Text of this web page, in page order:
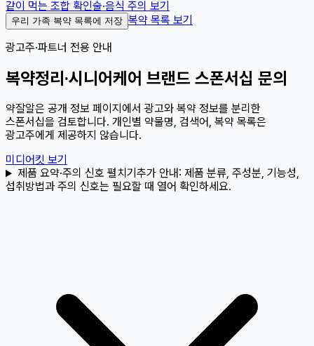
같이 먹는 조합 확인술·음식 주의 보기
우리 가족 복약 목록에 저장 복약 목록 보기
광고주·파트너 전용 안내
복약정리·시니어케어 브랜드 스폰서십 문의
약잘알은 공개 정보 페이지에서 광고와 복약 정보를 분리한
스폰서십을 검토합니다. 개인별 약물명, 검색어, 복약 목록은
광고주에게 제공하지 않습니다.
미디어킷 보기
제품 요약·주의 신호 펼치기 추가 안내: 제품 분류, 주성분, 기능성,
섭취방법과 주의 신호는 필요할 때 열어 확인하세요.